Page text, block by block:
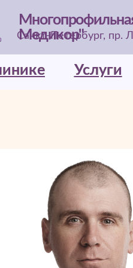
Медикор"
Санкт-Петербург, пр.
Услуги
Услуги